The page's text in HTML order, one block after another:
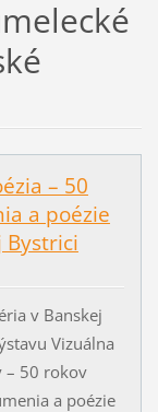
– 50
a poézie
Bystrici
v Banskej
Vizuálna
– 50 rokov
a poézie